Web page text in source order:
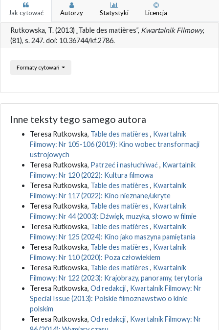
Jak cytować Autorzy Statystyki Licencja
Rutkowska, T. (2013) „Table des matières”, Kwartalnik Filmowy,
(81), s. 247. doi: 10.36744/kf.2786.
Formaty cytowań
Inne teksty tego samego autora
Teresa Rutkowska, Table des matières , Kwartalnik
Filmowy: Nr 105-106 (2019): Kino wobec transformacji
ustrojowych
Teresa Rutkowska, Patrzeć i nasłuchiwać, Kwartalnik
Filmowy: Nr 120 (2022): Kultura filmowa
Teresa Rutkowska, Table des matières , Kwartalnik
Filmowy: Nr 117 (2022): Kino nieznane/ukryte
Teresa Rutkowska, Table des matières , Kwartalnik
Filmowy: Nr 44 (2003): Dźwięk, muzyka, słowo w filmie
Teresa Rutkowska, Table des matières , Kwartalnik
Filmowy: Nr 125 (2024): Kino jako maszyna pamiętania
Teresa Rutkowska, Table des matières , Kwartalnik
Filmowy: Nr 110 (2020): Poza człowiekiem
Teresa Rutkowska, Table des matières , Kwartalnik
Filmowy: Nr 122 (2023): Krajobrazy, panoramy, terytoria
Teresa Rutkowska, Od redakcji, Kwartalnik Filmowy: Nr
Special Issue (2013): Polskie filmoznawstwo o kinie
polskim
Teresa Rutkowska, Od redakcji, Kwartalnik Filmowy: Nr